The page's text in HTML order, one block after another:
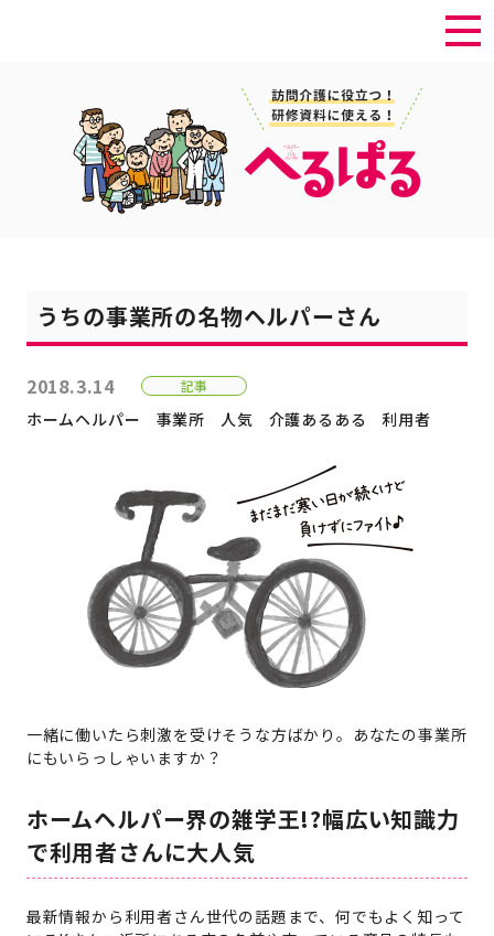
うちの事業所の名物ヘルパーさん
2018.3.14 記事
ホームヘルパー 事業所 人気 介護あるある 利用者
一緒に働いたら刺激を受けそうな方ばかり。あなたの事業所
にもいらっしゃいますか？
ホームヘルパー界の雑学王!?幅広い知識力
で利用者さんに大人気
最新情報から利用者さん世代の話題まで、何でもよく知って